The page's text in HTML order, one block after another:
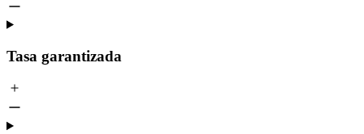
Tasa garantizada